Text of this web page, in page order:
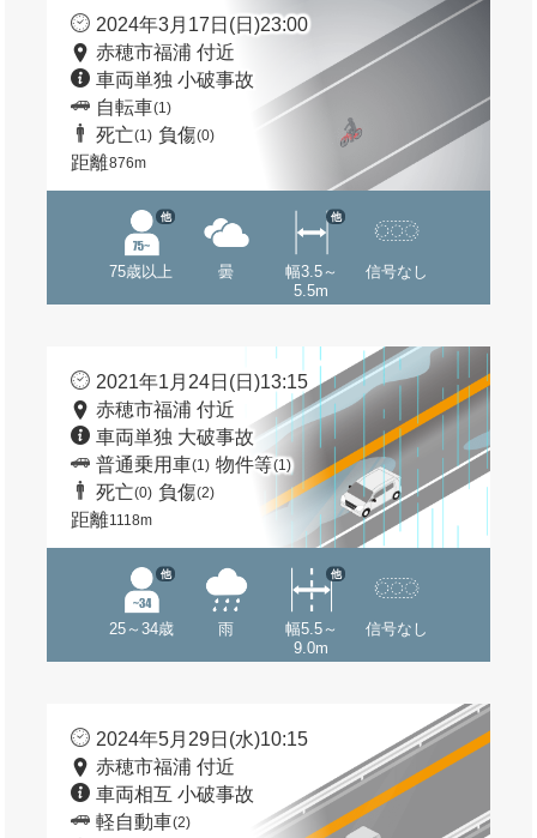
2024年3月17日(日)23:00
赤穂市福浦 付近
車両単独 小破事故
自転車(1)
死亡(1) 負傷(0)
距離876m
75歳以上
他
曇
幅3.5～
5.5m
他
信号なし
2021年1月24日(日)13:15
赤穂市福浦 付近
車両単独 大破事故
普通乗用車(1) 物件等(1)
死亡(0) 負傷(2)
距離1118m
25～34歳
他
雨
幅5.5～
9.0m
他
信号なし
2024年5月29日(水)10:15
赤穂市福浦 付近
車両相互 小破事故
軽自動車(2)